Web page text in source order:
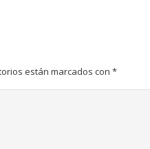
están marcados con *